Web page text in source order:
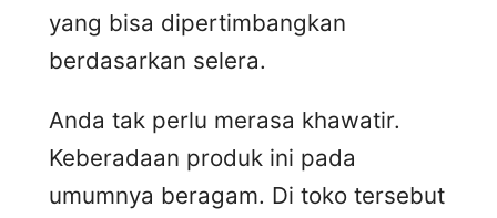
yang bisa dipertimbangkan
berdasarkan selera.
Anda tak perlu merasa khawatir.
Keberadaan produk ini pada
umumnya beragam. Di toko tersebut